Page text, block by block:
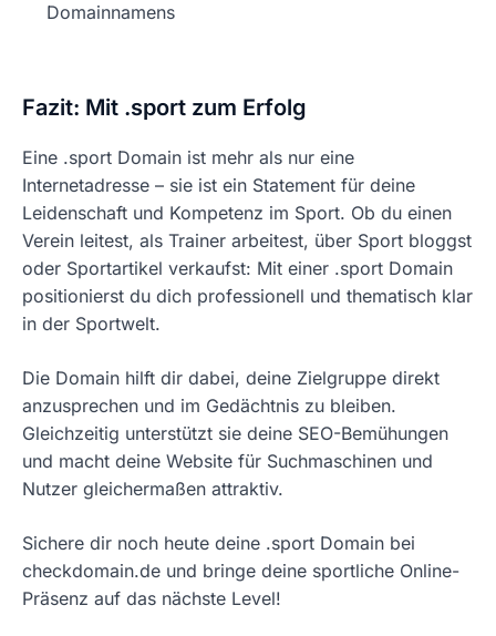
Domainnamens
Fazit: Mit .sport zum Erfolg
Eine .sport Domain ist mehr als nur eine
Internetadresse – sie ist ein Statement für deine
Leidenschaft und Kompetenz im Sport. Ob du einen
Verein leitest, als Trainer arbeitest, über Sport bloggst
oder Sportartikel verkaufst: Mit einer .sport Domain
positionierst du dich professionell und thematisch klar
in der Sportwelt.
Die Domain hilft dir dabei, deine Zielgruppe direkt
anzusprechen und im Gedächtnis zu bleiben.
Gleichzeitig unterstützt sie deine SEO-Bemühungen
und macht deine Website für Suchmaschinen und
Nutzer gleichermaßen attraktiv.
Sichere dir noch heute deine .sport Domain bei
checkdomain.de und bringe deine sportliche Online-
Präsenz auf das nächste Level!